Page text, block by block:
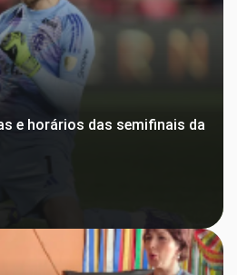
e horários das semifinais da